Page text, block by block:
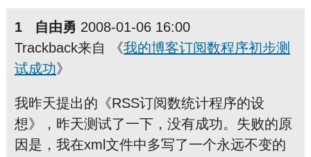
1 自由勇 2008-01-06 16:00
Trackback来自 《我的博客订阅数程序初步测
试成功》
我昨天提出的《RSS订阅数统计程序的设
想》，昨天测试了一下，没有成功。失败的原
因是，我在xml文件中多写了一个永远不变的